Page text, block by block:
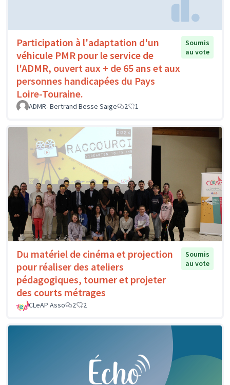
Participation à l'adaptation d'un
véhicule PMR pour le service de
l'ADMR, ouvert aux + de 65 ans et aux
personnes handicapées du Pays
Loire-Touraine.
Soumis
au vote
ADMR- Bertrand Besse Saige 2 1
Du matériel de cinéma et projection
pour réaliser des ateliers
pédagogiques, tourner et projeter
des courts métrages
Soumis
au vote
CLeAP Asso 2 2